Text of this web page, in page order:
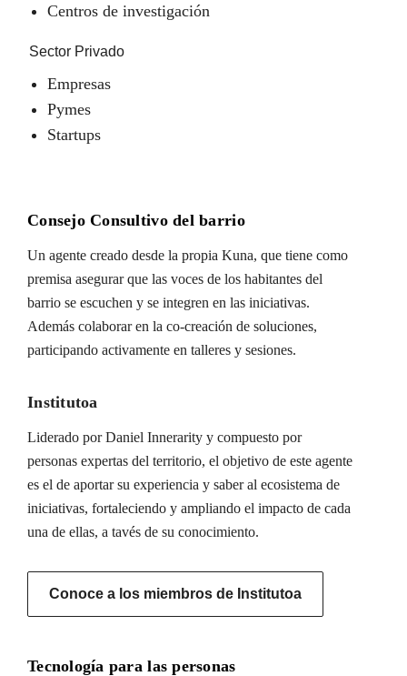
Centros de investigación
Sector Privado
Empresas
Pymes
Startups
Consejo Consultivo del barrio
Un agente creado desde la propia Kuna, que tiene como
premisa asegurar que las voces de los habitantes del
barrio se escuchen y se integren en las iniciativas.
Además colaborar en la co-creación de soluciones,
participando activamente en talleres y sesiones.
Institutoa
Liderado por Daniel Innerarity y compuesto por
personas expertas del territorio, el objetivo de este agente
es el de aportar su experiencia y saber al ecosistema de
iniciativas, fortaleciendo y ampliando el impacto de cada
una de ellas, a tavés de su conocimiento.
Conoce a los miembros de Institutoa
Tecnología para las personas